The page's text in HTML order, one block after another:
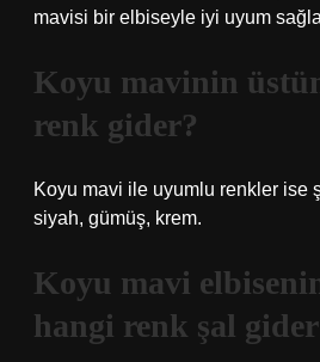
mavisi bir elbiseyle iyi uyum
Koyu mavinin
renk gider?
Koyu mavi ile uyumlu renkler ise
siyah, gümüş, krem.
Koyu mavi
hangi renk şal